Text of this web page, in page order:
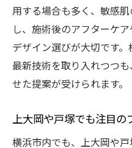
用する場合も多く、敏感
し、施術後のアフターケ
デザイン選びが大切です。
最新技術を取り入れつつ
せた提案が受けられます。
上大岡や戸塚でも注目の
横浜市内でも、上大岡や